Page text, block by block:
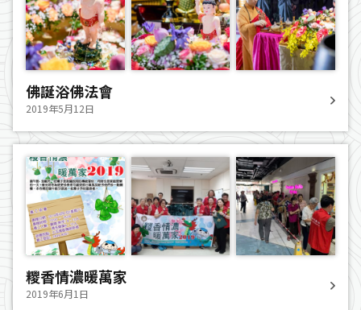
佛誕浴佛法會
2019年5月12日
糭香情濃暖萬家
2019年6月1日